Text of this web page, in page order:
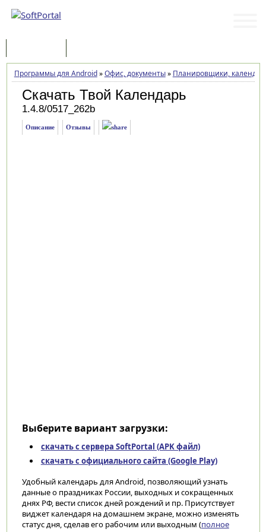
Программы для Android»Офис, документы» Планировщики,
Скачать Твой Календарь
1.4.8/0517_262b
Описание Отзывы
Выберите вариант загрузки:
скачать с сервера SoftPortal (APK файл)
скачать с официального сайта (Google Play)
Удобный календарь для Android, позволяющий узнать
данные о праздниках России, выходных и сокращенных
днях РФ, вести список дней рождений и пр. Присутствует
виджет календаря на домашнем экране, можно изменять
статус дня, сделав его рабочим или выходным (полное